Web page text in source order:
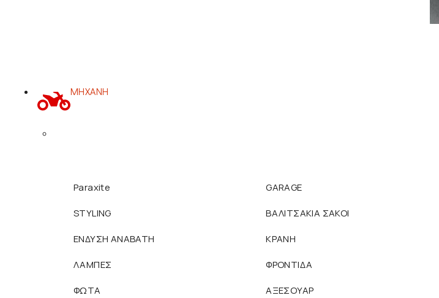
ΜΗΧΑΝΗ
Paraxite
GARAGE
STYLING
ΒΑΛΙΤΣΑΚΙΑ ΣΑΚΟΙ
ΕΝΔΥΣΗ ΑΝΑΒΑΤΗ
ΚΡΑΝΗ
ΛΑΜΠΕΣ
ΦΡΟΝΤΙΔΑ
ΦΩΤΑ
ΑΞΕΣΟΥΑΡ